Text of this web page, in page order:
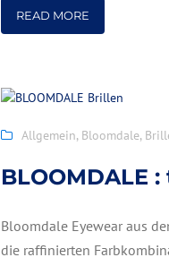
READ MORE
Allgemein, Bloomdale,
BLOOMDALE
Bloomdale Eyewear aus
die raffinierten